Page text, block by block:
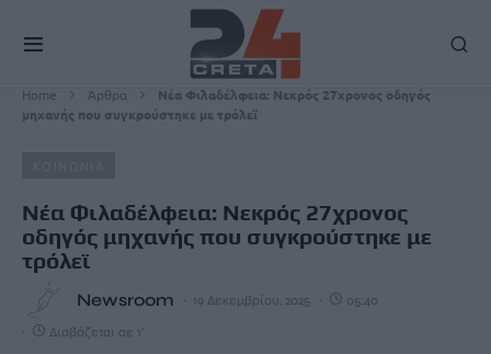
Home Άρθρα
Νέα Φιλαδέλφεια: Νεκρός 27χρονος οδηγός
μηχανής που συγκρούστηκε με τρόλεϊ
Νέα Φιλαδέλφεια: Νεκρός 27χρονος
οδηγός μηχανής που συγκρούστηκε με
τρόλεϊ
Newsroom 19 Δεκεμβρίου, 2025 05:40
Διαβάζεται σε 1'